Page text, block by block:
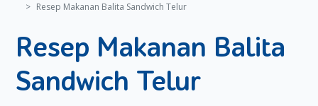
Resep Makanan Balita Sandwich Telur
Resep Makanan Balita
Sandwich Telur